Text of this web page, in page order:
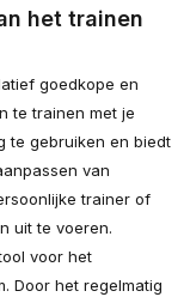
het trainen
goedkope en
te trainen met je
te gebruiken en biedt
van
trainer of
uit te voeren.
voor het
Door het regelmatig